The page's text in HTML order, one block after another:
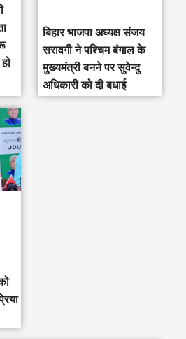
‎बिहार भाजपा अध्यक्ष संजय
सरावगी ने पश्चिम बंगाल के
मुख्यमंत्री बनने पर सुवेन्दु
अधिकारी को दी बधाई